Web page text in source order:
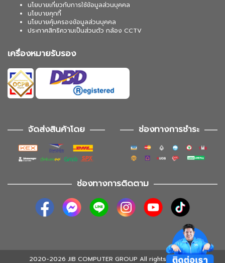
นโยบายเกี่ยวกับการใช้ข้อมูลส่วนบุคคล
นโยบายคุกกี้
นโยบายคุ้มครองข้อมูลส่วนบุคคล
ประกาศสิทธิความเป็นส่วนตัว กล้อง CCTV
เครื่องหมายรับรอง
จัดส่งสินค้าโดย ช่องทางการชำระ
ช่องทางการติดตาม
2020-2026 JIB COMPUTER GROUP All rights reserved